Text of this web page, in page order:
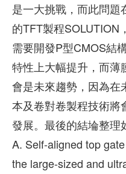
是一大挑戰，而此問題
的TFT製程SOLUTION
需要開發P型CMOS結
特性上大幅提升，而薄
會是未來趨勢，因為在
本及卷對卷製程技術將
發展。最後的結埨整理
A. Self-aligned top
the large-sized and